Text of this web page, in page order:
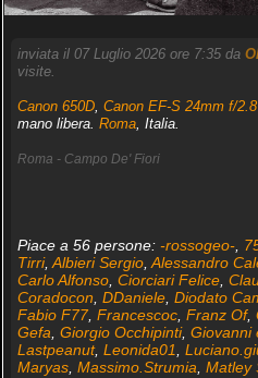
inviata il 07 Luglio 2026 ore 7:35 da
visite.
Canon 650D, Canon EF-S 24mm f/
mano libera. Roma, Italia.
Roma - Campo De' Fiori
Piace a 56 persone: -rossogeo-,
Tirri, Albieri Sergio, Alessandro
Carlo Alfonso, Ciorciari Felice,
Coradocon DDaniele, Diodato
Fabio F77, Francescoc, Franz Of,
Gefa Giorgio Occhipinti, Giovanni
Lastpeanut, Leonida01
Maryas, Massimo.Strumia Matley